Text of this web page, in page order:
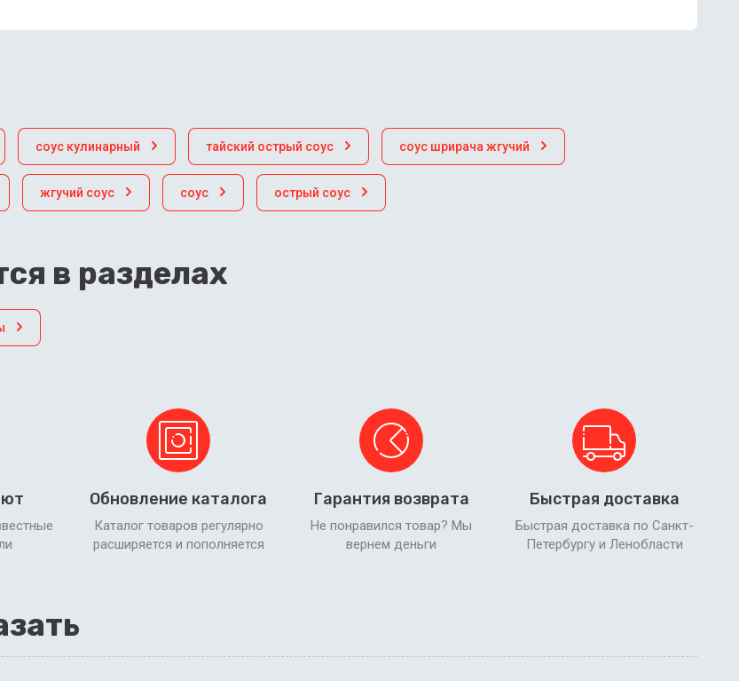
соус кулинарный тайский острый соус соус шрирача жгучий
жгучий соус соус острый соус
в разделах
Обновление каталога
Каталог товаров регулярно
расширяется и пополняется
Гарантия возврата
Не понравился товар? Мы
вернем деньги
Быстрая доставка
Быстрая доставка по Санкт-
Петербургу и Ленобласти